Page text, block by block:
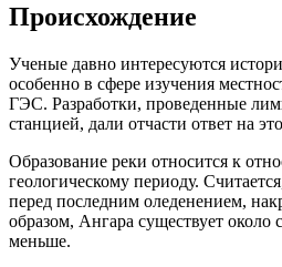
Происхождение
Ученые давно интересуются
особенно в сфере изучения
ГЭС. Разработки, проведенные
станцией, дали отчасти ответ на
Образование реки относится к
геологическому периоду.
перед последним оледенением,
образом, Ангара существует около
меньше.